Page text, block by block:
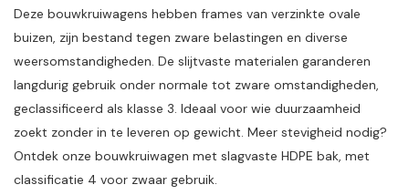
Deze bouwkruiwagens hebben frames van verzinkte ovale
buizen, zijn bestand tegen zware belastingen en diverse
weersomstandigheden. De slijtvaste materialen garanderen
langdurig gebruik onder normale tot zware omstandigheden,
geclassificeerd als klasse 3. Ideaal voor wie duurzaamheid
zoekt zonder in te leveren op gewicht. Meer stevigheid nodig?
Ontdek onze bouwkruiwagen met slagvaste HDPE bak, met
classificatie 4 voor zwaar gebruik.